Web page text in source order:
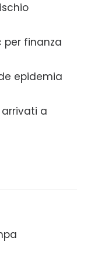
per finanza
epidemia
arrivati a